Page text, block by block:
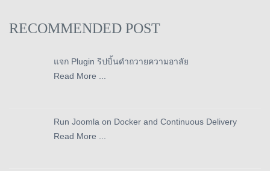
RECOMMENDED POST
แจก Plugin ริปบิ้นดำถวายความอาลัย
Read More ...
Run Joomla on Docker and Continuous Delivery
Read More ...